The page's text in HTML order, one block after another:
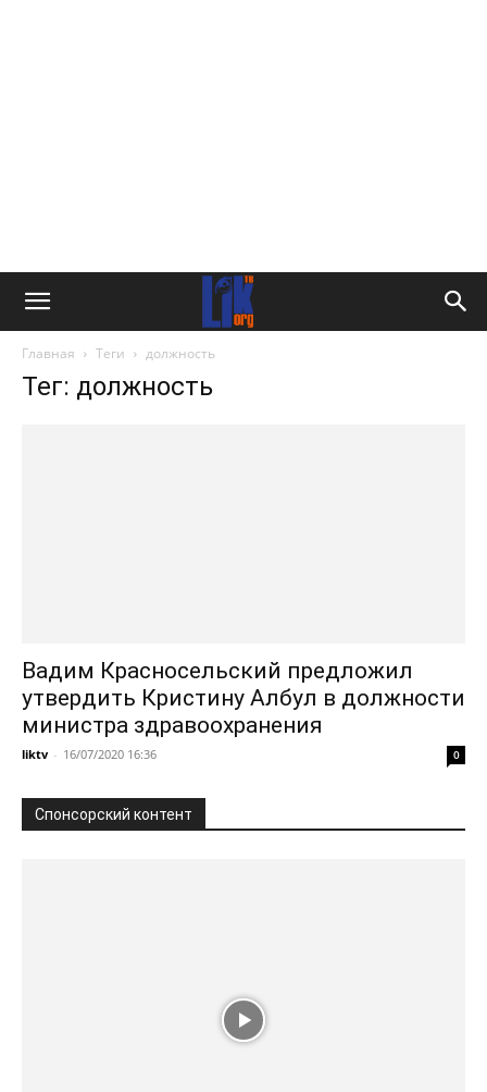
Главная Теги должность
Тег: должность
Вадим Красносельский предложил
утвердить Кристину Албул в должности
министра здравоохранения
liktv - 16/07/2020 16:36 0
Спонсорский контент